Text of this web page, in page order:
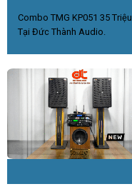
Combo TMG KP051 35 Triệu
Tại Đức Thành Audio.